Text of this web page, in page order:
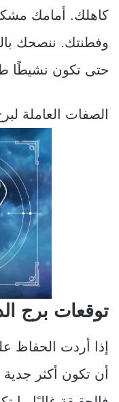
كاهلك. أمامك
وفطنتك. ننصحك
حتى تكون نشيطًا
الصفات العاملة
توقعات برج
إذا أردت الحفاظ
أن تكون أكثر